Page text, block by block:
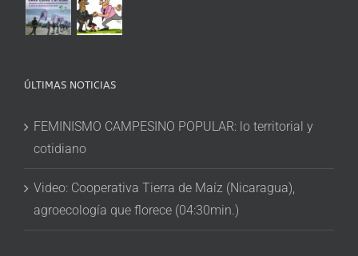
ÚLTIMAS NOTICIAS
FEMINISMO CAMPESINO POPULAR: lo territorial y
cotidiano
Video: Cooperativa Tierra de Maíz (Nicaragua),
agroecología que florece (04:30min.)